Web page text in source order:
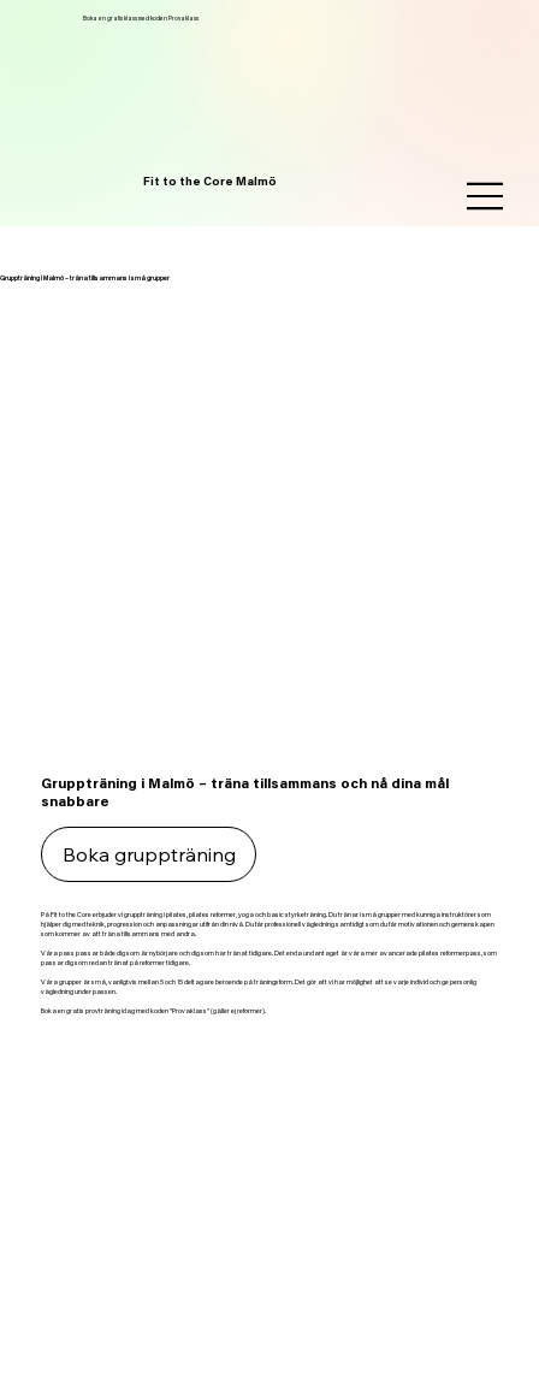
Boka en gratis klass med koden Provaklass
Fit to the Core Malmö
Gruppträning i Malmö – träna tillsammans och nå dina mål
snabbare
Boka gruppträning
På Fit to the Core erbjuder vi gruppträning i pilates, pilates reformer, yoga och basic styrketräning. Du tränar i små grupper med kunniga instruktörer som
hjälper dig med teknik, progression och anpassningar utifrån din nivå. Du får professionell vägledning samtidigt som du får motivationen och gemenskapen
som kommer av att träna tillsammans med andra.
Våra pass passar både dig som är nybörjare och dig som har tränat tidigare. Det enda undantaget är våra mer avancerade pilates reformerpass, som
passar dig som redan tränat på reformer tidigare.
Våra grupper är små, vanligtvis mellan 5 och 15 deltagare beroende på träningsform. Det gör att vi har möjlighet att se varje individ och ge personlig
vägledning under passen.
Boka en gratis provträning idag med koden “Provaklass” (gäller ej reformer).
Gruppträning i Malmö – träna tillsammans i små grupper